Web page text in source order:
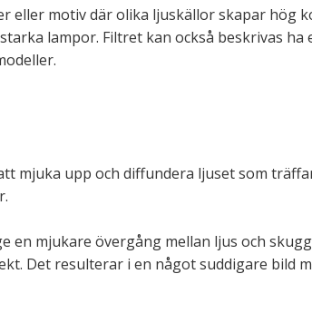
eller motiv där olika ljuskällor skapar hög
lampor. Filtret kan också beskrivas ha
mjuka upp och diffundera ljuset som
mjukare övergång mellan ljus och
Det resulterar i en något suddigare bild